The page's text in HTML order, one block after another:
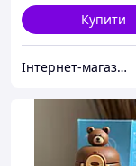
Купити
Інтернет-магазин Апельсин 7км